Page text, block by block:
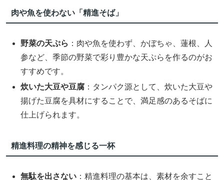
肉や魚を使わない「精進そば」
野菜の天ぷら ：肉や魚を使わず、かぼちゃ、蓮根、人
参など、季節の野菜で彩り豊かな天ぷらを作るのがお
すすめです。
炊いた大豆や豆腐 ：タンパク源として、炊いた大豆や
揚げた豆腐を具材にすることで、満足感のあるそばに
仕上げられます。
精進料理の精神を感じる一杯
無駄を出さない ：精進料理の基本は、素材を余すこと